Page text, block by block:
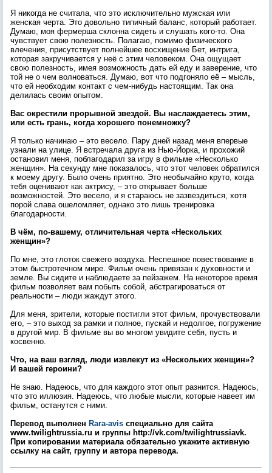
Я никогда не считала, что это исключительно мужская или
женская черта. Это довольно типичный баланс, который работает.
Думаю, моя фермерша склонна сидеть и слушать кого-то. Она
чувствует свою полезность. Полагаю, помимо физического
влечения, присутствует полнейшее восхищение Бет, интрига,
которая закручивается у неё с этим человеком. Она ощущает
свою полезность, имея возможность дать ей еду и заверение, что
той не о чем волноваться. Думаю, вот что подгоняло её – мысль,
что ей необходим контакт с чем-нибудь настоящим. Так она
делилась своим опытом.
Вас окрестили прорывной звездой. Вы наслаждаетесь этим,
или есть грань, когда хорошего понемножку?
Я только начинаю – это весело. Пару дней назад меня впервые
узнали на улице. Я встречала друга из Нью-Йорка, и прохожий
остановил меня, поблагодарил за игру в фильме «Несколько
женщин». На секунду мне показалось, что этот человек обратился
к моему другу. Было очень приятно. Это необычайно круто, когда
тебя оценивают как актрису, – это открывает больше
возможностей. Это весело, и я стараюсь не зазвездиться, хотя
порой слава ошеломляет, однако это лишь тренировка
благодарности.
В чём, по-вашему, отличительная черта «Нескольких
женщин»?
По мне, это глоток свежего воздуха. Неспешное повествование в
этом быстротечном мире. Фильм очень привязан к духовности и
земле. Вы сидите и наблюдаете за пейзажем. На некоторое время
фильм позволяет вам побыть собой, абстрагироваться от
реальности – люди жаждут этого.
Для меня, зрители, которые постигли этот фильм, прочувствовали
его, – это выход за рамки и полное, пускай и недолгое, погружение
в другой мир. В фильме вы во многом увидите себя, пусть и
косвенно.
Что, на ваш взгляд, люди извлекут из «Нескольких женщин»?
И вашей героини?
Не знаю. Надеюсь, что для каждого этот опыт разнится. Надеюсь,
что это иллюзия. Надеюсь, что любые мысли, которые навеет им
фильм, останутся с ними.
Перевод выполнен Rara-avis специально для сайта
www.twilightrussia.ru и группы http://vk.com/twilightrussiavk.
При копировании материала обязательно укажите активную
ссылку на сайт, группу и автора перевода.